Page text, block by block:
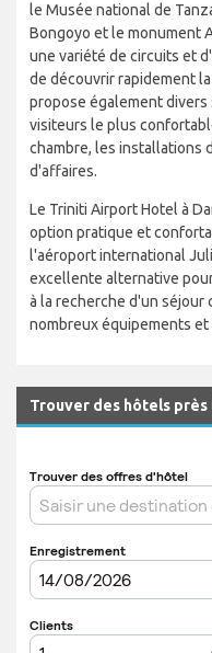
le Musée national de
Bongoyo et le monument
une variété de circuits et
de découvrir rapidement
propose également
visiteurs le plus
chambre, les installations
d'affaires.
Le Triniti Airport Hotel à
option pratique et
l'aéroport international
excellente alternative
à la recherche d'un séjour
nombreux équipements et
Trouver des hôtels près